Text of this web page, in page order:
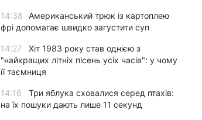
14:38
Американський трюк із картоплею
фрі допомагає швидко загустити суп
14:27
Хіт 1983 року став однією з
"найкращих літніх пісень усіх часів": у чому
її таємниця
14:16
Три яблука сховалися серед птахів:
на їх пошуки дають лише 11 секунд